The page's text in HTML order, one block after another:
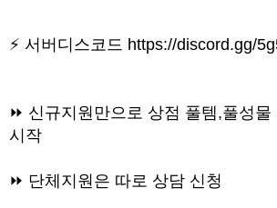
⚡ 서버디스코드 https://discord.gg/
⏩ 신규지원만으로 상점 풀템,풀성물
시작
⏩ 단체지원은 따로 상담 신청